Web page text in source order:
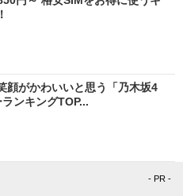
顔がかわいいと思う「乃木坂4
ンキングTOP...
- PR -